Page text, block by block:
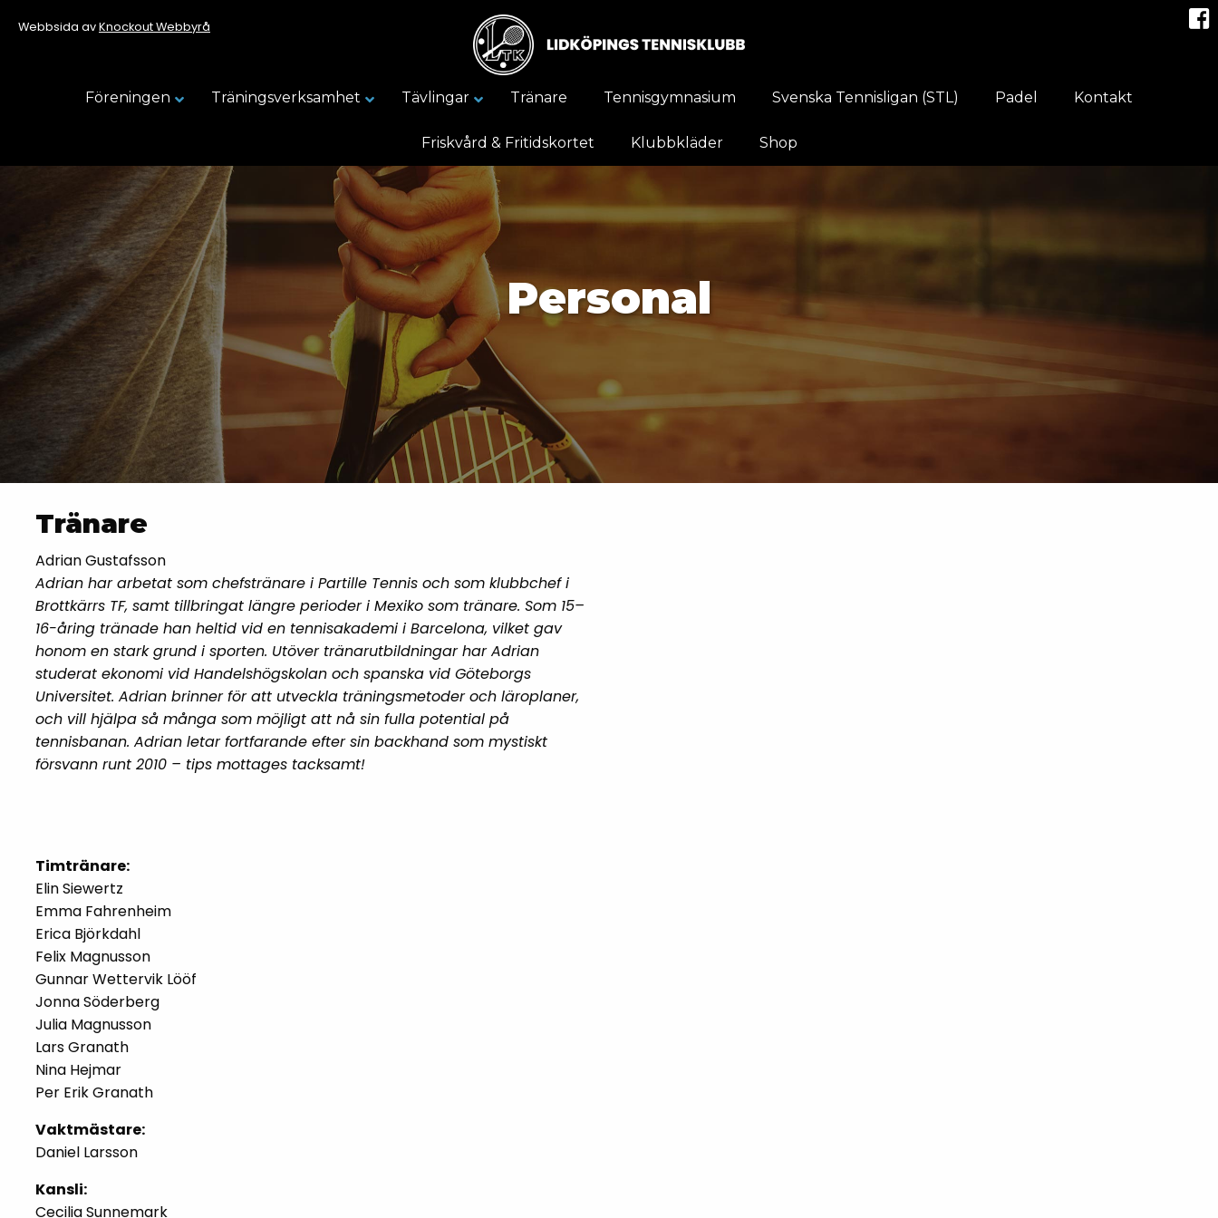
Föreningen Träningsverksamhet Tävlingar Tränare Tennisgymnasium Svenska Tennisligan (STL) Padel Kontakt
Friskvård & Fritidskortet Klubbkläder Shop
Webbsida avKnockout Webbyrå
Personal
Tränare
Adrian Gustafsson
Adrian har arbetat som chefstränare i Partille Tennis och som klubbchef i
Brottkärrs TF, samt tillbringat längre perioder i Mexiko som tränare. Som 15–
16-åring tränade han heltid vid en tennisakademi i Barcelona, vilket gav
honom en stark grund i sporten. Utöver tränarutbildningar har Adrian
studerat ekonomi vid Handelshögskolan och spanska vid Göteborgs
Universitet. Adrian brinner för att utveckla träningsmetoder och läroplaner,
och vill hjälpa så många som möjligt att nå sin fulla potential på
tennisbanan. Adrian letar fortfarande efter sin backhand som mystiskt
försvann runt 2010 – tips mottages tacksamt!
Timtränare:
Elin Siewertz
Emma Fahrenheim
Erica Björkdahl
Felix Magnusson
Gunnar Wettervik Lööf
Jonna Söderberg
Julia Magnusson
Lars Granath
Nina Hejmar
Per Erik Granath
Vaktmästare:
Daniel Larsson
Kansli:
Cecilia Sunnemark